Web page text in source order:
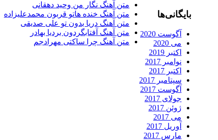
متن آهنگ نگار من وحید دهقانی
متن آهنگ خنده هاتو قربون محمدعلیزاده
متن آهنگ دریا بدون تو علی صدیقی
متن آهنگ آفتابگردون بردیا بهادر
متن آهنگ چرا ساکتی مهرادجم
آگوست 2020
سپتامبر 2017
آگوست 2017
مارس 2017